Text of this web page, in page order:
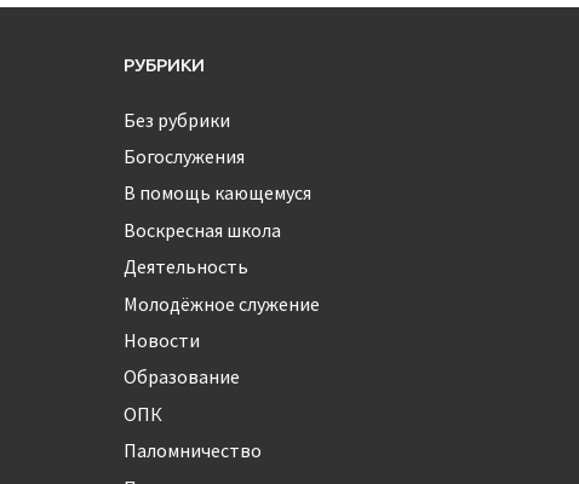
РУБРИКИ
Без рубрики
Богослужения
В помощь кающемуся
Воскресная школа
Деятельность
Молодёжное служение
Новости
Образование
ОПК
Паломничество